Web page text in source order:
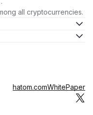
all cryptocurrencies.
hatom.comWhitePaper